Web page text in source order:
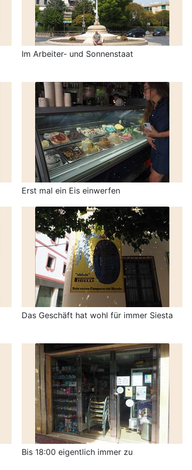
Im Arbeiter- und Sonnenstaat
Erst mal ein Eis einwerfen
Das Geschäft hat wohl für immer Siesta
Bis 18:00 eigentlich immer zu